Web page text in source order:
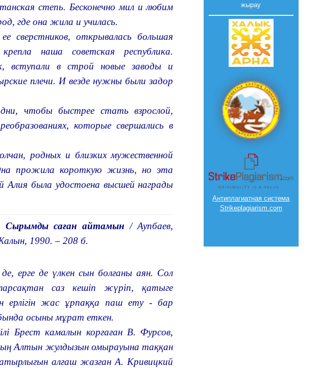
степь. Бесконечно мил и любим
где она жила и училась.
сверстников, открывалась большая
наша советская республика.
вступали в строй новые заводы и
плечи. И везде нужны были задор
чтобы быстрее стать взрослой,
которые свершались в
родных и близких мужественной
прожила короткую жизнь, но эта
Алия была удостоена высшей награды
Сырымды саған айтамын / Аупбаев,
1990. – 208 б.
ерге де үлкен сын болғаны аян. Сол
саз кешіп жүріп, қатыге
ерлігін жас ұрпаққа паш ету - бар
осыны мұрат еткен.
Брест камалын корғаған В. Фурсов,
Алтын жулдызын омырауына таққан
алғаш жазған А. Кривицкий
жырау
Антиплагиатная система
Strikeplagiarism.com